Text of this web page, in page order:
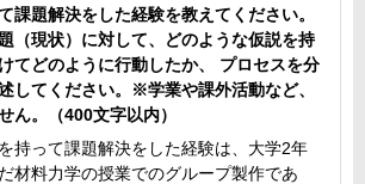
課題解決をした経験を教えてください。
（現状）に対して、どのような仮説を持
てどのように行動したか、 プロセスを分
してください。※学業や課外活動など、
ん。（400文字以内）
持って課題解決をした経験は、大学2年
材料力学の授業でのグループ製作であ